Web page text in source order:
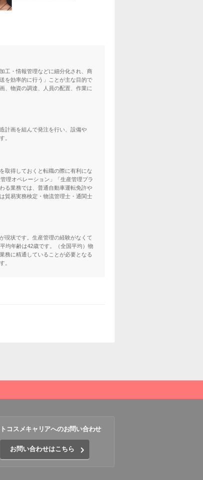
工・情報管理などに細分化され、商
を効率的に行う」ことが主な目的で
、物資の調達、人員の配置、作業に
計画を組んで発注を行い、設備や
。
取得しておくと転職の際に有利にな
理オペレーション」「生産管理プラ
る業務では、普通自動車運転免許や
貿易実務検定・物流管理士・通関士
現状です。生産管理の経験がなくて
均年齢は42歳です。（全国平均）物
務に精通していることが必要となる
。
コスメキャリアへのお問い合わせ
お問い合わせはこちら